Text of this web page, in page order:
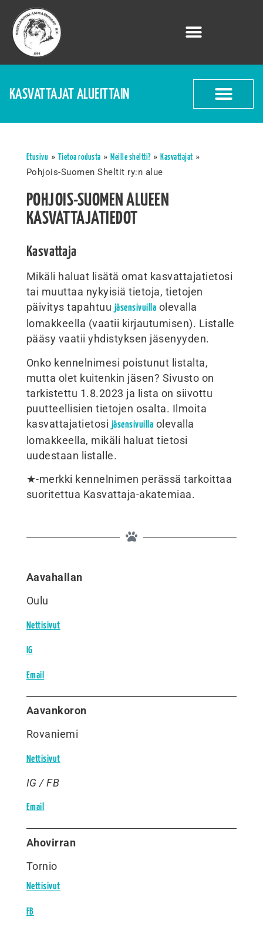
Etusivu » Tietoa rodusta »Meille sheltti?»Kasvattajat »
Pohjois-Suomen Sheltit ry:n alue
POHJOIS-SUOMEN ALUEEN
KASVATTAJATIEDOT
Kasvattaja
Mikäli haluat lisätä omat kasvattajatietosi
tai muuttaa nykyisiä tietoja, tietojen
päivitys tapahtuu jäsensivuilla olevalla
lomakkeella (vaatii kirjautumisen). Listalle
pääsy vaatii yhdistyksen jäsenyyden.
Onko kennelnimesi poistunut listalta,
mutta olet kuitenkin jäsen? Sivusto on
tarkistettu 1.8.2023 ja lista on siivottu
puutteellisien tietojen osalta. Ilmoita
kasvattajatietosi jäsensivuilla olevalla
lomakkeella, mikäli haluat tietosi
uudestaan listalle.
★-merkki kennelnimen perässä tarkoittaa
suoritettua Kasvattaja-akatemiaa.
Aavahallan
Oulu
Nettisivut
IG
Email
Aavankoron
Rovaniemi
Nettisivut
IG / FB
Email
Ahovirran
Tornio
Nettisivut
FB
KASVATTAJAT ALUEITTAIN